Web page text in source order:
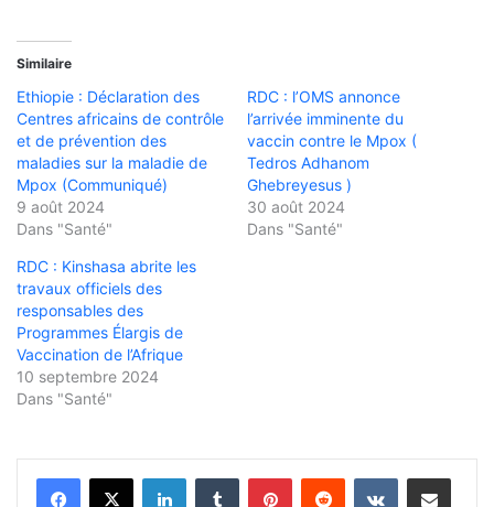
Similaire
Ethiopie : Déclaration des
Centres africains de contrôle
et de prévention des
maladies sur la maladie de
Mpox (Communiqué)
9 août 2024
Dans "Santé"
RDC : l’OMS annonce
l’arrivée imminente du
vaccin contre le Mpox (
Tedros Adhanom
Ghebreyesus )
30 août 2024
Dans "Santé"
RDC : Kinshasa abrite les
travaux officiels des
responsables des
Programmes Élargis de
Vaccination de l’Afrique
10 septembre 2024
Dans "Santé"